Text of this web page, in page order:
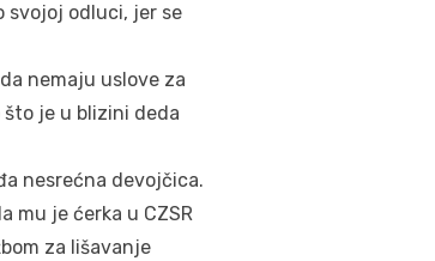
svojoj odluci, jer se
nemaju uslove za
je u blizini deda
nesrećna devojčica.
mu je ćerka u CZSR
za lišavanje